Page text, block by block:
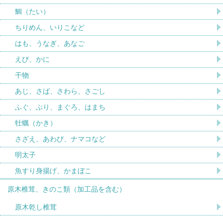
鯛（たい）
ちりめん、いりこなど
はも、うなぎ、あなご
えび、かに
干物
あじ、さば、さわら、さごし
ふぐ、ぶり、まぐろ、はまち
牡蠣（かき）
さざえ、あわび、ナマコなど
明太子
魚すり身揚げ、かまぼこ
原木椎茸、きのこ類（加工品を含む）
原木乾し椎茸